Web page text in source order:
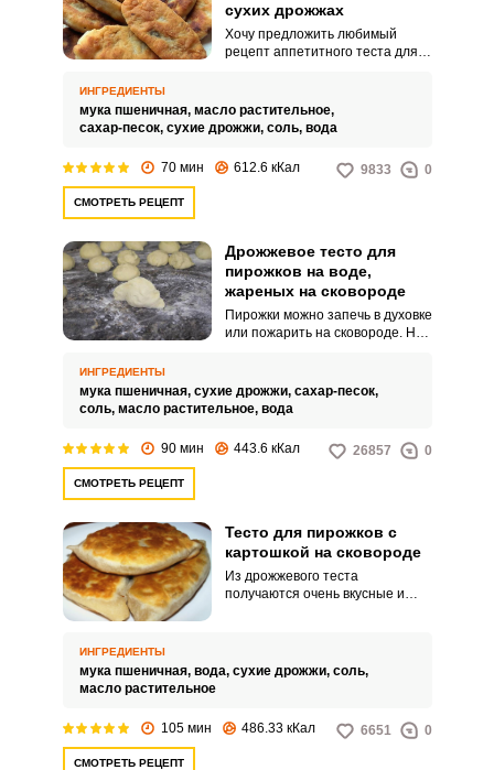
сухих дрожжах
Хочу предложить любимый
рецепт аппетитного теста для
приготовленное по этому
рецепту, имеет невероятную
что придает домашней выпечки
ни с чем не сравненный вкус.
ИНГРЕДИЕНТЫ
мука пшеничная, масло растительное,
сахар-песок, сухие дрожжи, соль, вода
70 мин 612.6 кКал 9833 0
СМОТРЕТЬ РЕЦЕПТ
Дрожжевое тесто для
пирожков на воде,
жареных на сковороде
Пирожки можно запечь в духовке
или пожарить на сковороде. Но
хорошо подымается и подходит
для любой начинки.
ИНГРЕДИЕНТЫ
мука пшеничная, сухие дрожжи, сахар-песок,
соль, масло растительное, вода
90 мин 443.6 кКал 26857 0
СМОТРЕТЬ РЕЦЕПТ
Тесто для пирожков с
картошкой на сковороде
Из дрожжевого теста
получаются очень вкусные и
ИНГРЕДИЕНТЫ
мука пшеничная, вода, сухие дрожжи, соль,
масло растительное
105 мин 486.33 кКал 6651 0
СМОТРЕТЬ РЕЦЕПТ